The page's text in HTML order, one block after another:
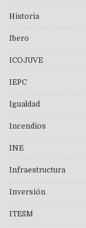
Historia
Ibero
ICOJUVE
IEPC
Igualdad
Incendios
INE
Infraestructura
Inversión
ITESM